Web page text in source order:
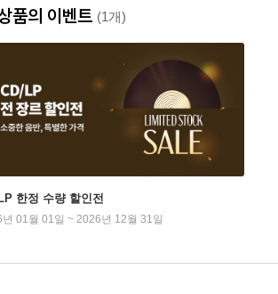
품의 이벤트 (1개)
한정 수량 할인전
01월 01일 ~ 2026년 12월 31일